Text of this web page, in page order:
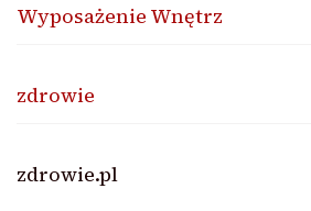
Wyposażenie Wnętrz
zdrowie
zdrowie.pl